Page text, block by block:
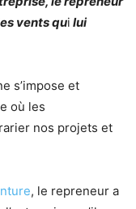
vents qui lui
s’impose et
où les
nos projets et
, le repreneur a